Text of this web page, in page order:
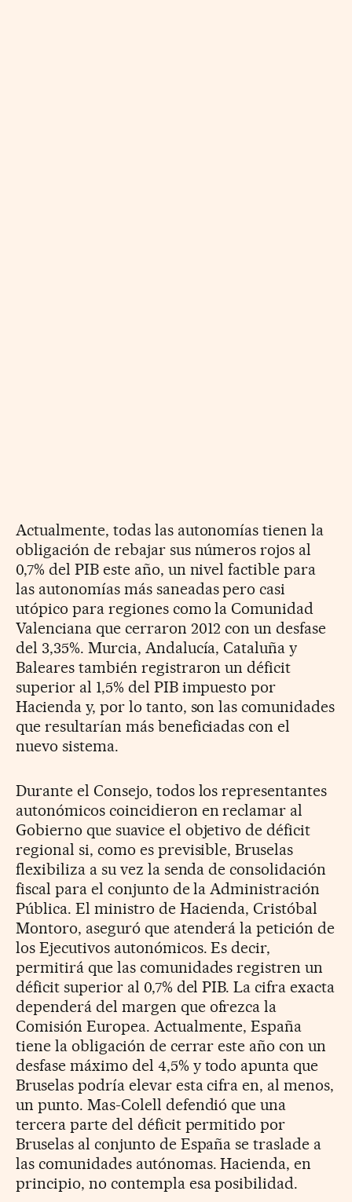
Actualmente, todas las autonomías tienen la
obligación de rebajar sus números rojos al
0,7% del PIB este año, un nivel factible para
las autonomías más saneadas pero casi
utópico para regiones como la Comunidad
Valenciana que cerraron 2012 con un desfase
del 3,35%. Murcia, Andalucía, Cataluña y
Baleares también registraron un déficit
superior al 1,5% del PIB impuesto por
Hacienda y, por lo tanto, son las comunidades
que resultarían más beneficiadas con el
nuevo sistema.
Durante el Consejo, todos los representantes
autonómicos coincidieron en reclamar al
Gobierno que suavice el objetivo de déficit
regional si, como es previsible, Bruselas
flexibiliza a su vez la senda de consolidación
fiscal para el conjunto de la Administración
Pública. El ministro de Hacienda, Cristóbal
Montoro, aseguró que atenderá la petición de
los Ejecutivos autonómicos. Es decir,
permitirá que las comunidades registren un
déficit superior al 0,7% del PIB. La cifra exacta
dependerá del margen que ofrezca la
Comisión Europea. Actualmente, España
tiene la obligación de cerrar este año con un
desfase máximo del 4,5% y todo apunta que
Bruselas podría elevar esta cifra en, al menos,
un punto. Mas-Colell defendió que una
tercera parte del déficit permitido por
Bruselas al conjunto de España se traslade a
las comunidades autónomas. Hacienda, en
principio, no contempla esa posibilidad.